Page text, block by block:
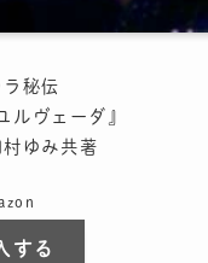
ラ秘伝
ルヴェーダ』
ゆみ共著
する